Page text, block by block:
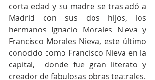
corta edad y su madre se trasladó a
Madrid con sus dos hijos, los
hermanos Ignacio Morales Nieva y
Francisco Morales Nieva, este último
conocido como Francisco Nieva en la
capital,  donde fue gran literato y
creador de fabulosas obras teatrales.